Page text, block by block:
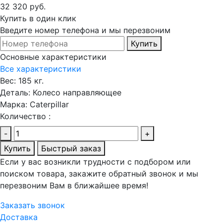
32 320 руб.
Купить в один клик
Введите номер телефона и мы перезвоним
Купить
Основные характеристики
Все характеристики
Вес: 185 кг.
Деталь: Колесо направляющее
Марка: Caterpillar
Количество :
-
+
Купить
Быстрый заказ
Если у вас возникли трудности с подбором или
поиском товара, закажите обратный звонок и мы
перезвоним Вам в ближайшее время!
Заказать звонок
Доставка